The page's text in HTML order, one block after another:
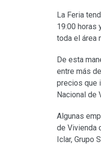
La Feria
19:00 horas
toda el área
De esta
entre más
precios que
Nacional de
Algunas
de Vivienda
Iclar, Grupo